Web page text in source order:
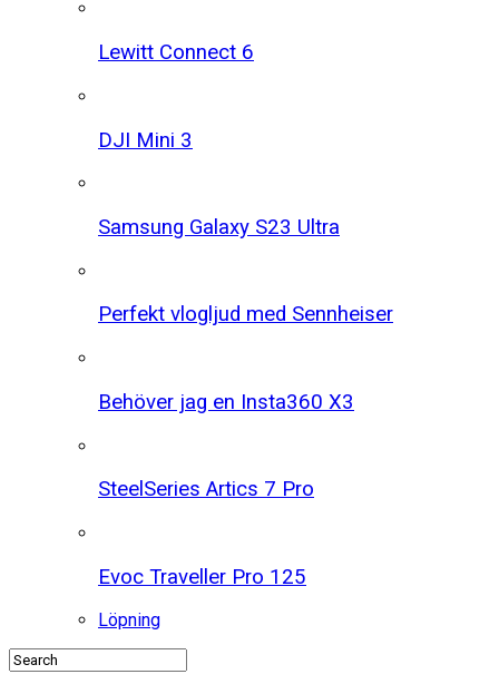
Lewitt Connect 6
DJI Mini 3
Samsung Galaxy S23 Ultra
Perfekt vlogljud med Sennheiser
Behöver jag en Insta360 X3
SteelSeries Artics 7 Pro
Evoc Traveller Pro 125
Löpning